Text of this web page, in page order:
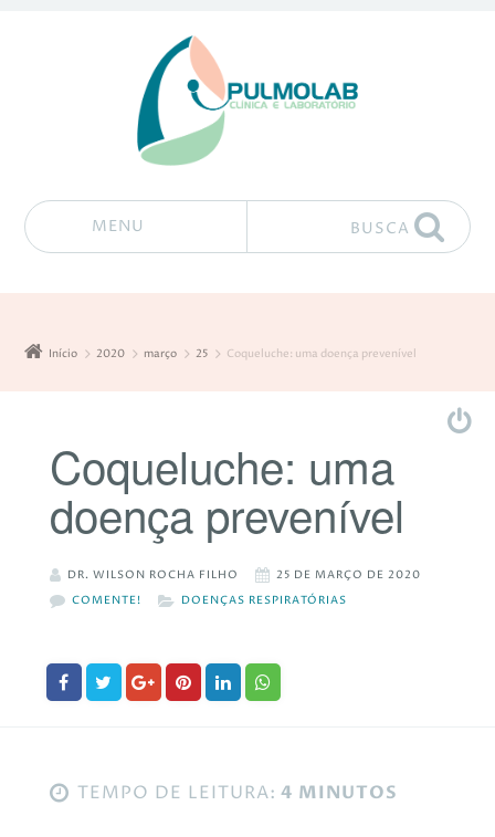
MENU BUSCA
Início 2020 março 25 Coqueluche: uma doença prevenível
Coqueluche: uma
doença prevenível
DR. WILSON ROCHA FILHO
25 DE MARÇO DE 2020
COMENTE!
DOENÇAS RESPIRATÓRIAS
TEMPO DE LEITURA: 4 MINUTOS